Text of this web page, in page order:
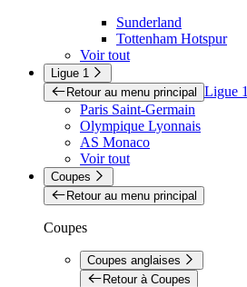
Sunderland
Tottenham Hotspur
Voir tout
Ligue 1
Retour au menu principal Ligue 1
Paris Saint-Germain
Olympique Lyonnais
AS Monaco
Voir tout
Coupes
Retour au menu principal
Coupes
Coupes anglaises
Retour à Coupes